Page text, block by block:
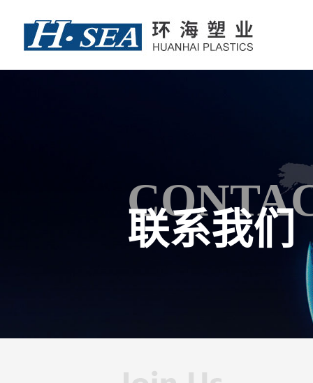
联系我们